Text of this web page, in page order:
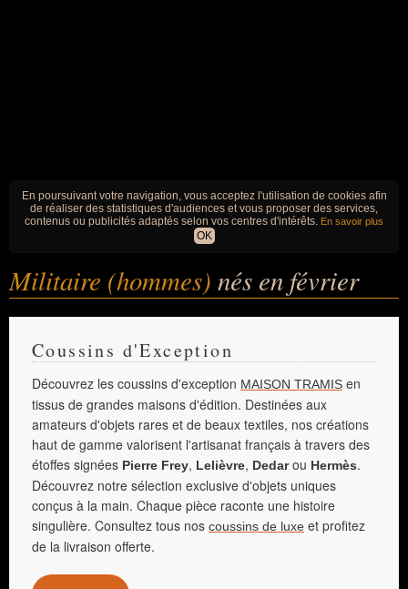
En poursuivant votre navigation, vous acceptez l'utilisation de cookies afin
de réaliser des statistiques d'audiences et vous proposer des services,
contenus ou publicités adaptés selon vos centres d'intérêts. En savoir plus
OK
Militaire (hommes) nés en février
Coussins d'Exception
Découvrez les coussins d'exception MAISON TRAMIS en
tissus de grandes maisons d'édition. Destinées aux
amateurs d'objets rares et de beaux textiles, nos créations
haut de gamme valorisent l'artisanat français à travers des
étoffes signées Pierre Frey, Lelièvre, Dedarou Hermès.
Découvrez notre sélection exclusive d'objets uniques
conçus à la main. Chaque pièce raconte une histoire
singulière. Consultez tous nos coussins de luxe et profitez
de la livraison offerte.